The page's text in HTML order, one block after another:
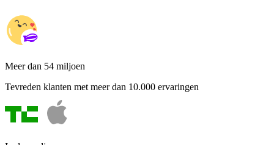
Meer dan 54 miljoen
Tevreden klanten met meer dan 10.000 ervaringen